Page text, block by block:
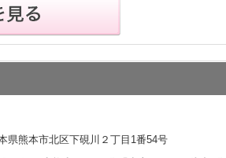
県熊本市北区下硯川２丁目1番54号